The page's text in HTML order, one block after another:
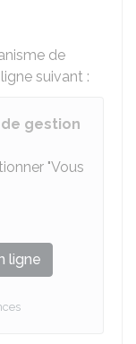
de
suivant :
gestion
"Vous
ligne